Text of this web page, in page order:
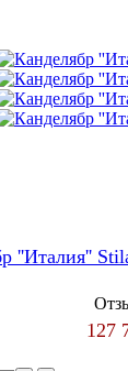
''Италия''
127